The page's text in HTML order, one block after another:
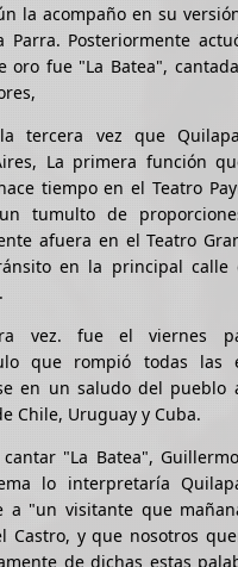
la acompaño en su
Parra. Posteriormente
oro fue "La Batea",
tercera vez que
La primera función
tiempo en el Teatro
tumulto de
afuera en el Teatro
en la principal calle
vez. fue el viernes
que rompió todas las
en un saludo del pueblo
Chile, Uruguay y Cuba.
"La Batea",
lo interpretaría
a "un visitante que
Castro, y que nosotros
de dichas estas